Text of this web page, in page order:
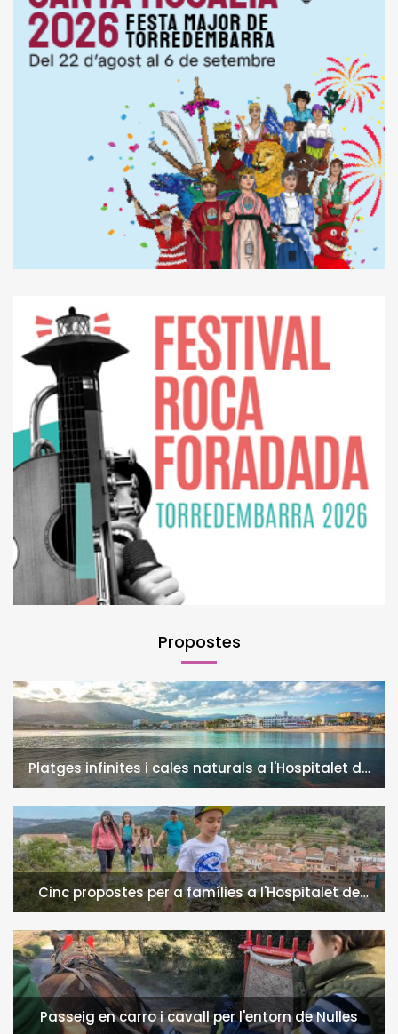
Propostes
Platges infinites i cales naturals a l'Hospitalet de
l'Infant i la Vall de Llors
Cinc propostes per a famílies a l'Hospitalet de
l'Infant i la Vall de Llors
Passeig en carro i cavall per l'entorn de Nulles